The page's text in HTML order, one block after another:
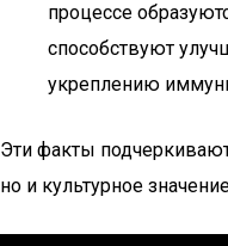
процессе
способствуют
укреплению
Эти факты
но и культурное